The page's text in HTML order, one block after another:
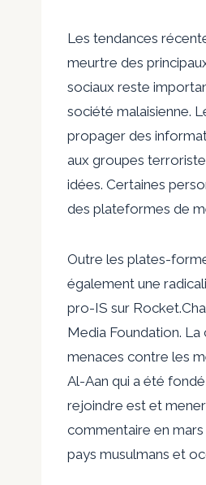
Les tendances
meurtre des
sociaux reste
société malaisienne.
propager des
aux groupes
idées. Certaines
des plateformes de
Outre les plates-
également une
pro-IS sur
Media Foundation.
menaces contre les
Al-Aan qui a été
rejoindre est et
commentaire en
pays musulmans et